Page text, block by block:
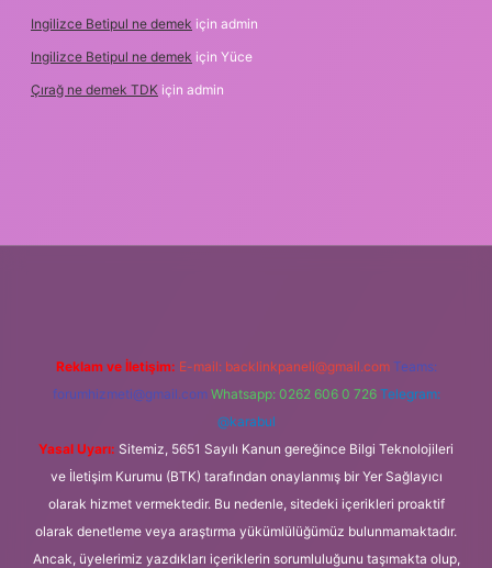
Ingilizce Betipul ne demek için admin
Ingilizce Betipul ne demek için Yüce
Çırağ ne demek TDK için admin
Reklam ve İletişim: E-mail: backlinkpaneli@gmail.com Teams:
forumhizmeti@gmail.com Whatsapp: 0262 606 0 726 Telegram:
@karabul
Yasal Uyarı: Sitemiz, 5651 Sayılı Kanun gereğince Bilgi Teknolojileri
ve İletişim Kurumu (BTK) tarafından onaylanmış bir Yer Sağlayıcı
olarak hizmet vermektedir. Bu nedenle, sitedeki içerikleri proaktif
olarak denetleme veya araştırma yükümlülüğümüz bulunmamaktadır.
Ancak, üyelerimiz yazdıkları içeriklerin sorumluluğunu taşımakta olup,